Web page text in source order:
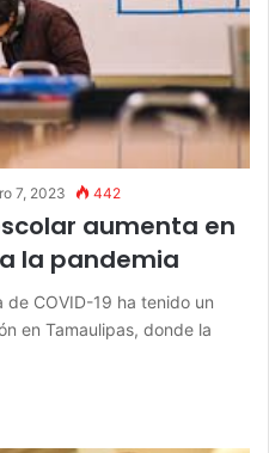
7, 2023 442
aumenta en
la pandemia
de COVID-19 ha tenido un
en Tamaulipas, donde la